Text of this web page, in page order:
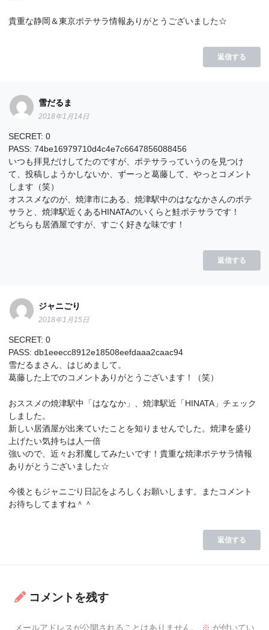
貴重な静岡＆東京ポテサラ情報ありがとうございました☆
返信する
雪だるま
2018年1月14日
SECRET: 0
PASS: 74be16979710d4c4e7c6647856088456
いつも拝見だけしてたのですが、ポテサラっていうのを見つけ
て、投稿しようかしないか、ずーっと葛藤して、やっとコメント
します（笑）
オススメなのが、焼津市にある、焼津駅中のはななかさんのポテ
サラと、焼津駅近くあるHINATAのいくらと鮭ポテサラです！
どちらも居酒屋ですが、すごく好きな味です！
返信する
ジャニごり
2018年1月15日
SECRET: 0
PASS: db1eeecc8912e18508eefdaaa2caac94
雪だるまさん、はじめまして。
葛藤した上でのコメントありがとうございます！（笑）
おススメの焼津駅中「はななか」、焼津駅近「HINATA」チェック
しました。
新しい居酒屋が出来ていたことを知りませんでした。焼津を盛り
上げたい気持ちは人一倍
強いので、近々お邪魔してみたいです！貴重な焼津ポテサラ情報
ありがとうございました☆
今後ともジャニごり日記をよろしくお願いします。またコメント
お待ちしてますね＾＾
返信する
コメントを残す
メールアドレスが公開されることはありません。 ※ が付いてい